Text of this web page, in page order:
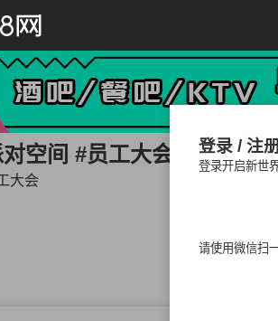
空间 #员工大会主题派对
大会
登录 / 注
登录开启新世
请使用微信扫